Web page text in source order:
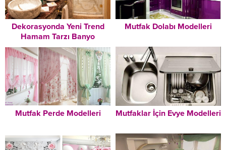
Dekorasyonda Yeni Trend
Hamam Tarzı Banyo
Dekorasyonu Modelleri
Mutfak Dolabı Modelleri
Mutfak Perde Modelleri Mutfaklar İçin Evye Modelleri